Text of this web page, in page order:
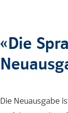
«Die
Die Neuausgabe